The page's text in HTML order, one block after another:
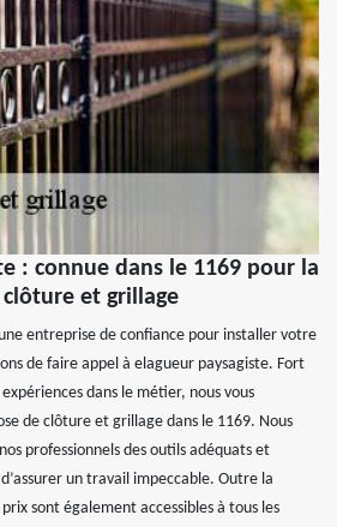
: connue dans le 1169 pour la
et grillage
entreprise de confiance pour installer votre
de faire appel à elagueur paysagiste. Fort
dans le métier, nous vous
de clôture et grillage dans le 1169. Nous
professionnels des outils adéquats et
un travail impeccable. Outre la
sont également accessibles à tous les